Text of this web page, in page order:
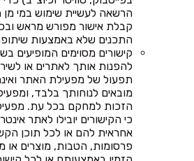
הרשאה לעשיית שימוש במי מן
קבלת אישור מפורש מראש
התכנים שלא באמצעות
קישורים מסוימים המופיעים
להפנות אותך לאתרים או
תפעול של מפעילת האתר
מובאים לנוחותך בלבד,
הזכות למחקם בכל עת.
כי הקישורים יובילו לאתר
אחראית להם או לכל תוכן
פרסומות, הטבות, מוצרים או